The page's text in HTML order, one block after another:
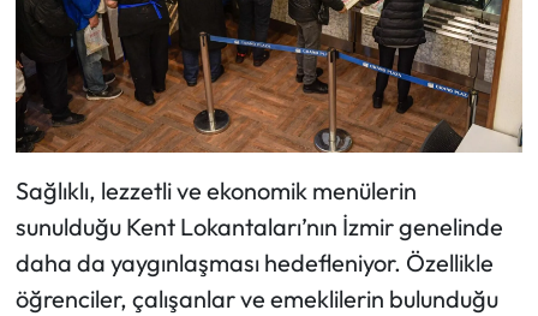
Sağlıklı, lezzetli ve ekonomik menülerin
sunulduğu Kent Lokantaları’nın İzmir genelinde
daha da yaygınlaşması hedefleniyor. Özellikle
öğrenciler, çalışanlar ve emeklilerin bulunduğu